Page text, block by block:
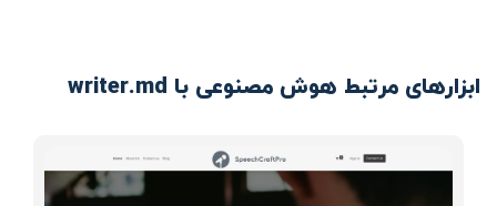
ابزارهای مرتبط هوش مصنوعی با writer.md